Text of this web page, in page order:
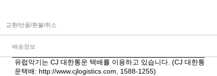
교환/반품/환불/취소
배송정보
유럽악기는 CJ 대한통운 택배를 이용하고 있습니다. (CJ 대한통
운택배: http://www.cjlogistics.com , 1588-1255)